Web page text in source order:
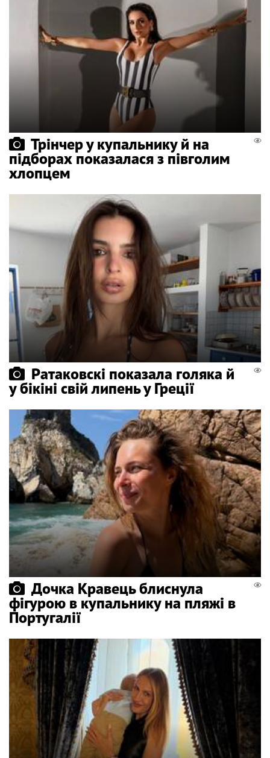
Трінчер у купальнику й на
підборах показалася з півголим
хлопцем
Ратаковскі показала голяка й
у бікіні свій липень у Греції
Дочка Кравець блиснула
фігурою в купальнику на пляжі в
Португалії